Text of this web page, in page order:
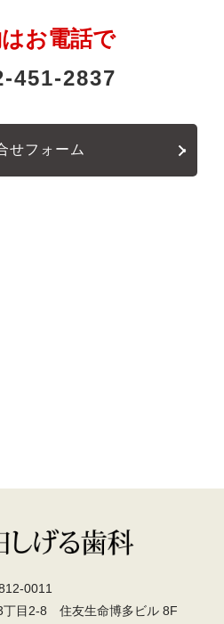
お電話で
451-2837
せフォーム
0011
丁目2-8 住友生命博多ビル 8F